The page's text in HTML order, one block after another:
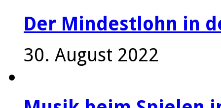
Der Mindestlohn in
30. August 2022